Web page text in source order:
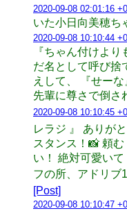
2020-09-08 02:01:16
いた小日向美穂ち
2020-09-08 10:10:44
『ちゃん付けよ
だ名として呼び捨
えして、 『せー
先輩に尊さで倒さ
2020-09-08 10:10:45
レラジ 』 ありが
スタンス！📸 頼
い！ 絶対可愛い
フの所、アドリ
[Post]
2020-09-08 10:10:47